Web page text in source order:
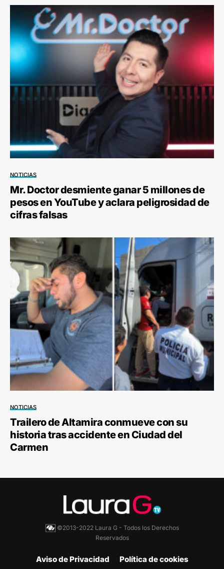
NOTICIAS
Mr. Doctor desmiente ganar 5 millones de
pesos en YouTube y aclara peligrosidad de
cifras falsas
NOTICIAS
Trailero de Altamira conmueve con su
historia tras accidente en Ciudad del
Carmen
©2013-2022 Laura G - Todos los Derechos
Reservados
Aviso de Privacidad Política de cookies